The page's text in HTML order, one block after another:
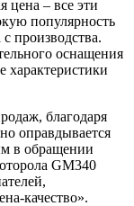
цена – все эти
популярность
производства.
оснащения
характеристики
благодаря
оправдывается
в обращении
GM340
качество».